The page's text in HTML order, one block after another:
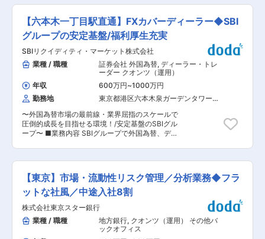
注金額等を算定する Excel スプレッドシート等の
EUCツール作成も担って頂きます。 ◇ファンド
マネジメント └ファンドの資金フロー等の把握と
ポジション管理、取引案件の作成、ファンド・オ
ブ・ファンズにおける投資先ファンドのモニタリ
ング、ファンドパフォーマンスの要因分析を実施
◇運用報告 └取り扱い各ファンドの法定の運用報
告書および月次レポートで市況コメントおよび運
用状況報告の執筆 ■組織構成： 20〜30代メイン
の部署となります。 ■同社について： 楽天グル
ープ内で金融分野、特に資産運用業務にも注力す
ることを目的として設立された会社で主に資産運
用を担います。低コストでハイクオリティのプロ
スの提供を通じて、長期にわたり投資家の皆様の
資産形成に資することを目指しています。公募投
天証券をはじめとする全主要ネット証券および一
部対面営業の証券会社を持ち、各販売会社におけ
る有数の販売額となる商品を運用しています。
や産休育休制度など福利厚生◎】 ■業務内容： 市
場部門運営の司令塔として、アセットアロケーシ
ョンの調整／企画を実施いただきます。 ・アセッ
トアロケーション、有価証券運用の高度化、多角
化の企画 ・市場部門の収益管理、計画策定の実
施、収益計画の前提となるマーケットシナリオ等
の策定 ・子会社（FFG投信）の管理 ・市場部門
のDX推進 ・中途人財採用や部内人財育成など、
人財ポートフォリオの管理 ■本ポジションの魅
力： ◎バックオフィスにも相応の人員やシステム
を投下しており、地域金融機関の中では運用の柔
軟性やスコープが広いと自負しております。 ◎市
場部門収益がグループ収益に占める割合が大きい
ことから、経営陣との距離も近く、闊達なコミュ
ニケーションをとりながら運営を行っておりま
す。 ◎プロパーの社員のほか、外資系金融機関や
ロント業務に携わる担当者として入社いただいた
のち、ご希望や適正に応じてマネジメントポジシ
ョンへの挑戦も可能です。 ■当社の特徴： ◎運用
体制 ・ふくおかフィナンシャルグループ（FFG）
では、傘下の子銀行が個々に有価証券投資を行う
のではなく、持株会社であるFFGに人員などのリ
ソースを集中させてグループ一体運用を行う体制
【六本木一丁目駅直通】FXカバーディーラー◆SBI
グループの安定基盤/福利厚生充実
SBIリクイディティ・マーケット株式会社
業種 / 職種
証券会社 外国為替, ディーラー・トレ
ーダー クオンツ（運用）
年収
600万円~1000万円
勤務地
東京都港区六本木泉ガーデンタワー
〜外国為替市場の最前線・業界屈指のスケールで
圧倒的成長を目指せる環境！/安定基盤のSBIグル
ープ〜 ■業務内容 SBIグループで外国為替、デリ
・経済指標/為替レートをチェックし、実際に為替
取引を行うカバーディーリング業務 ・為替レート
配信や注文執行、注文成立状況から保有ポジショ
ン等に関する各種リスク管理業務 ・金融デリバテ
ィブ取引や外国為替に係る調査・分析業務（早朝
出勤、午後出勤、振替出勤あり） ■本ポジション
の魅力 SBIグループという揺るぎない安定基盤の
もと、マーケットの最前線で、大きな裁量をもっ
て実践的なディーリング経験を積むことができま
【東京】市場・流動性リスク管理／分析業務◆フラ
ットな社風／中途入社8割
株式会社東京スター銀行
業種 / 職種
地方銀行, クオンツ（運用） その他バ
ックオフィス